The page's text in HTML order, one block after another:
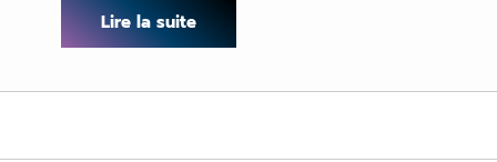
Lire la suite